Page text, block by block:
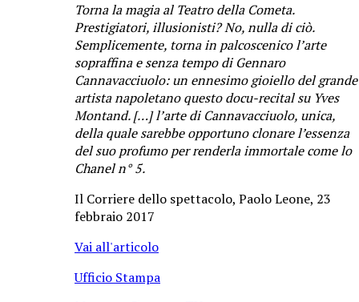
Torna la magia al Teatro della Cometa.
Prestigiatori, illusionisti? No, nulla di ciò.
Semplicemente, torna in palcoscenico l’arte
sopraffina e senza tempo di Gennaro
Cannavacciuolo: un ennesimo gioiello del grande
artista napoletano questo docu-recital su Yves
Montand. […] l’arte di Cannavacciuolo, unica,
della quale sarebbe opportuno clonare l’essenza
del suo profumo per renderla immortale come lo
Chanel n° 5.
Il Corriere dello spettacolo, Paolo Leone, 23
febbraio 2017
Vai all'articolo
Ufficio Stampa